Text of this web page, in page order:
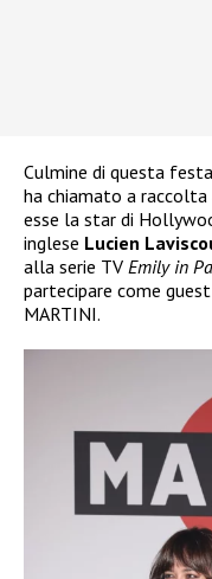
Culmine di questa
ha chiamato a raccolta
esse la star di
inglese Lucien
alla serie TV Emily in
partecipare come
MARTINI.